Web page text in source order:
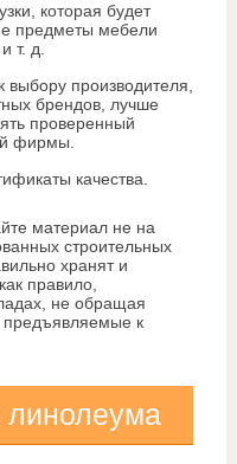
которая будет
предметы мебели
т. д.
выбору производителя,
брендов, лучше
проверенный
фирмы.
качества.
материал не на
строительных
хранят и
правило,
не обращая
предъявляемые к
линолеума